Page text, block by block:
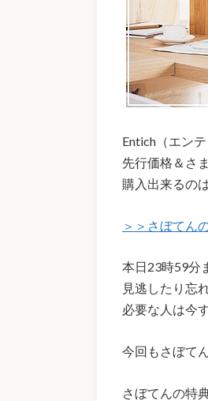
Entich（エン
先行価格＆さ
購入出来るの
＞＞さぼてん
本日23時59分
見逃したり忘
必要な人は今
今回もさぼて
さぼてんの特